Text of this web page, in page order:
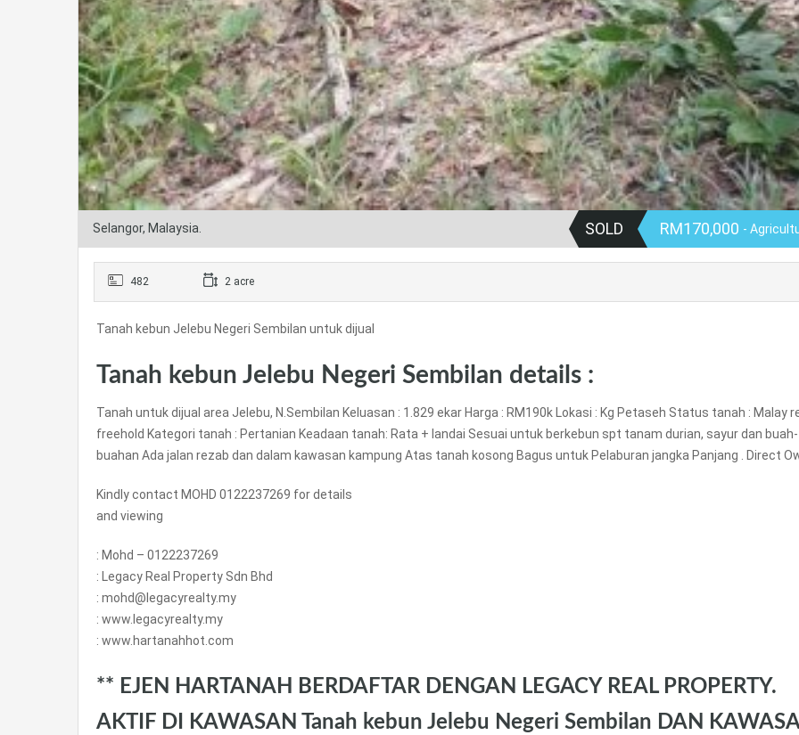
Selangor, Malaysia. SOLD RM170,000 -
482 2 acre
Tanah kebun Jelebu Negeri Sembilan untuk dijual
Tanah kebun Jelebu Negeri Sembilan details :
Tanah untuk dijual area Jelebu, N.Sembilan Keluasan : 1.829 ekar Harga : RM190k Lokasi : Kg Petaseh Status tanah : Malay
freehold Kategori tanah : Pertanian Keadaan tanah: Rata + landai Sesuai untuk berkebun spt tanam durian, sayur dan buah-
buahan Ada jalan rezab dan dalam kawasan kampung Atas tanah kosong Bagus untuk Pelaburan jangka Panjang . Direct
Kindly contact MOHD 0122237269 for details
and viewing
: Mohd – 0122237269
: Legacy Real Property Sdn Bhd
: mohd@legacyrealty.my
: www.legacyrealty.my
: www.hartanahhot.com
** EJEN HARTANAH BERDAFTAR DENGAN LEGACY REAL PROPERTY.
AKTIF DI KAWASAN Tanah kebun Jelebu Negeri Sembilan DAN